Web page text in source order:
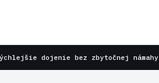
dojenie bez zbytočnej námahy